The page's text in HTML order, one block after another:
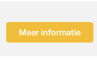
Meer informatie